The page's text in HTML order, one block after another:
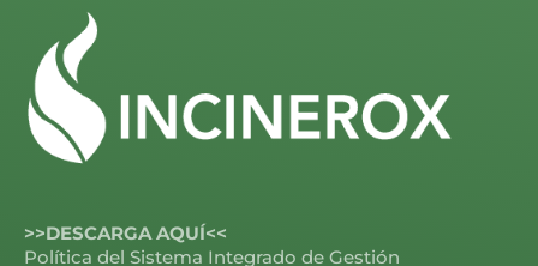
>>DESCARGA AQUÍ<<
Política del Sistema Integrado de Gestión